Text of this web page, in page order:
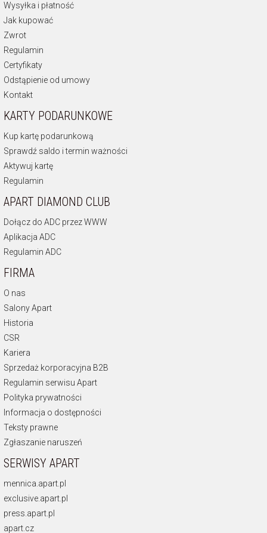
Wysyłka i płatność
Jak kupować
Zwrot
Regulamin
Certyfikaty
Odstąpienie od umowy
Kontakt
KARTY PODARUNKOWE
Kup kartę podarunkową
Sprawdź saldo i termin ważności
Aktywuj kartę
Regulamin
APART DIAMOND CLUB
Dołącz do ADC przez WWW
Aplikacja ADC
Regulamin ADC
FIRMA
O nas
Salony Apart
Historia
CSR
Kariera
Sprzedaż korporacyjna B2B
Regulamin serwisu Apart
Polityka prywatności
Informacja o dostępności
Teksty prawne
Zgłaszanie naruszeń
SERWISY APART
mennica.apart.pl
exclusive.apart.pl
press.apart.pl
apart.cz